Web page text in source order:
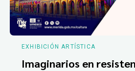
EXHIBICIÓN ARTÍSTICA
Imaginarios en